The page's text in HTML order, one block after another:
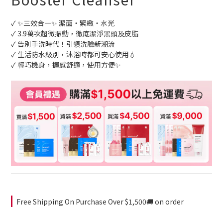
✓ ✨三效合一✨ 潔面・緊緻・水光
✓ 3.9萬次超微振動，徹底潔淨黑頭及皮脂
✓ 告別手洗時代！引領洗臉新潮流
✓ 生活防水級別，沐浴時都可安心使用💧
✓ 輕巧機身，握感舒適，使用方便✨
Free Shipping On Purchase Over $1,500🚚 on order